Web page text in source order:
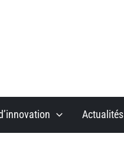
Actualités